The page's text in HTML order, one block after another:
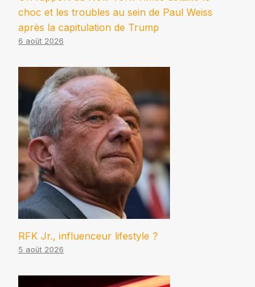
choc et les troubles au sein de Paul Weiss
après la capitulation de Trump
6 août 2026
RFK Jr., influenceur lifestyle ?
5 août 2026